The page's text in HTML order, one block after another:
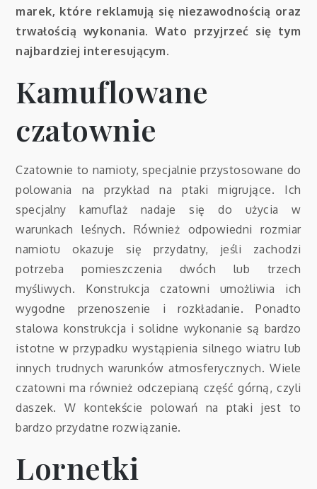
marek, które reklamują się niezawodnością oraz
trwałością wykonania. Wato przyjrzeć się tym
najbardziej interesującym.
Kamuflowane
czatownie
Czatownie to namioty, specjalnie przystosowane do
polowania na przykład na ptaki migrujące. Ich
specjalny kamuflaż nadaje się do użycia w
warunkach leśnych. Również odpowiedni rozmiar
namiotu okazuje się przydatny, jeśli zachodzi
potrzeba pomieszczenia dwóch lub trzech
myśliwych. Konstrukcja czatowni umożliwia ich
wygodne przenoszenie i rozkładanie. Ponadto
stalowa konstrukcja i solidne wykonanie są bardzo
istotne w przypadku wystąpienia silnego wiatru lub
innych trudnych warunków atmosferycznych. Wiele
czatowni ma również odczepianą część górną, czyli
daszek. W kontekście polowań na ptaki jest to
bardzo przydatne rozwiązanie.
Lornetki